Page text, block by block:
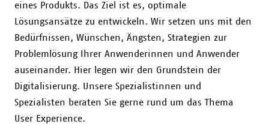
eines Produkts. Das Ziel ist es, optimale
Lösungsansätze zu entwickeln. Wir setzen uns mit den
Bedürfnissen, Wünschen, Ängsten, Strategien zur
Problemlösung Ihrer Anwenderinnen und Anwender
auseinander. Hier legen wir den Grundstein der
Digitalisierung. Unsere Spezialistinnen und
Spezialisten beraten Sie gerne rund um das Thema
User Experience.